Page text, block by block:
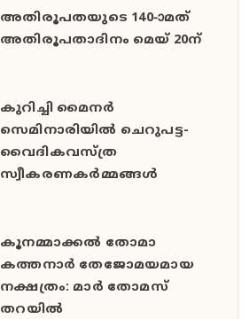
അതിരൂപതയുടെ 140-ാമത്
അതിരൂപതാദിനം മെയ് 20ന്
കുറിച്ചി മൈനർ
സെമിനാരിയിൽ ചെറുപട്ട-
വൈദികവസ്ത്ര
സ്വീകരണകർമ്മങ്ങൾ
കൂനമ്മാക്കൽ തോമാ
കത്തനാർ തേജോമയമായ
നക്ഷത്രം: മാർ തോമസ്
തറയിൽ